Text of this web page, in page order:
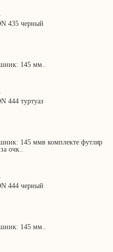
145 мм..
145 ммв комплекте футляр
очк..
145 мм..